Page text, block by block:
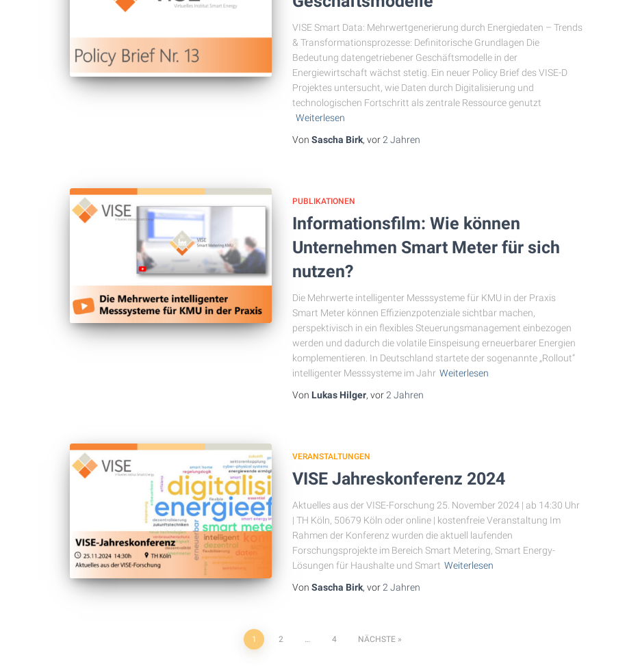
VISE Smart Data: Mehrwertgenerierung durch Energiedaten – Trends
& Transformationsprozesse: Definitorische Grundlagen Die
Bedeutung datengetriebener Geschäftsmodelle in der
Energiewirtschaft wächst stetig. Ein neuer Policy Brief des VISE-D
Projektes untersucht, wie Daten durch Digitalisierung und
technologischen Fortschritt als zentrale Ressource genutzt
Weiterlesen
Von Sascha Birk, vor2 Jahren
PUBLIKATIONEN
Informationsfilm: Wie können
Unternehmen Smart Meter für sich
nutzen?
Die Mehrwerte intelligenter Messsysteme für KMU in der Praxis
Smart Meter können Effizienzpotenziale sichtbar machen,
perspektivisch in ein flexibles Steuerungsmanagement einbezogen
werden und dadurch die volatile Einspeisung erneuerbarer Energien
komplementieren. In Deutschland startete der sogenannte „Rollout“
intelligenter Messsysteme im Jahr Weiterlesen
Von Lukas Hilger, vor2 Jahren
VERANSTALTUNGEN
VISE Jahreskonferenz 2024
Aktuelles aus der VISE-Forschung 25. November 2024 | ab 14:30 Uhr
| TH Köln, 50679 Köln oder online | kostenfreie Veranstaltung Im
Rahmen der Konferenz wurden die aktuell laufenden
Forschungsprojekte im Bereich Smart Metering, Smart Energy-
Lösungen für Haushalte und Smart Weiterlesen
Von Sascha Birk, vor2 Jahren
Seitennummerierung
1 2 … 4 NÄCHSTE